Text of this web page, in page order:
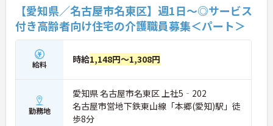
【愛知県／名古屋市名東区】週1日～◎サービス
付き高齢者向け住宅の介護職員募集＜パート＞
給料 時給1,148円～1,308円
勤務地
愛知県 名古屋市名東区 上社5‐202
名古屋市営地下鉄東山線「本郷(愛知)駅」徒
歩8分